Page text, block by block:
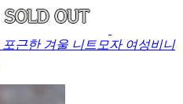
포근한 겨울 니트모자 여성비니